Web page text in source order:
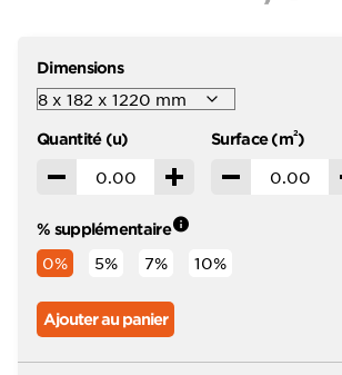
Dimensions
Quantité (u)
Décrémenter Incrémenter
Surface (m2)
Décrémenter
% supplémentaire
0% 5% 7% 10%
Ajouter au panier